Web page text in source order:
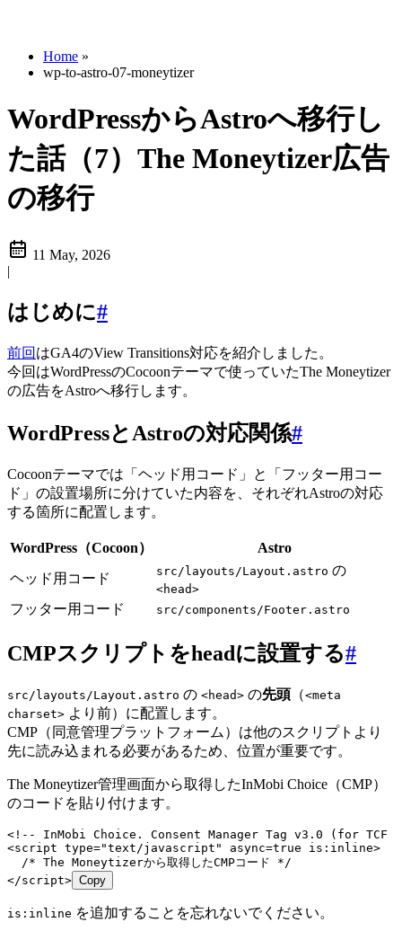
Home »
wp-to-astro-07-moneytizer
WordPressからAstroへ移行し
た話（7）The Moneytizer広告
の移行
11 May, 2026
|
はじめに#
前回 はGA4のView Transitions対応を紹介しました。
今回はWordPressのCocoonテーマで使っていたThe Moneytizer
の広告をAstroへ移行します。
WordPressとAstroの対応関係#
Cocoonテーマでは「ヘッド用コード」と「フッター用コー
ド」の設置場所に分けていた内容を、それぞれAstroの対応
する箇所に配置します。
WordPress（Cocoon）
Astro
ヘッド用コード
src/layouts/Layout.astro の
<head>
フッター用コード src/components/Footer.astro
CMPスクリプトをheadに設置する#
src/layouts/Layout.astro の <head> の先頭 （<meta
charset> より前）に配置します。
CMP（同意管理プラットフォーム）は他のスクリプトより
先に読み込まれる必要があるため、位置が重要です。
The Moneytizer管理画面から取得したInMobi Choice（CMP）
のコードを貼り付けます。
<!-- InMobi Choice. Consent Manager Tag v3.0 (for TCF
<script type="text/javascript " async=true is:inline>
  /* The Moneytizerから取得したCMPコード */
</script> Copy
is:inline を追加することを忘れないでください。